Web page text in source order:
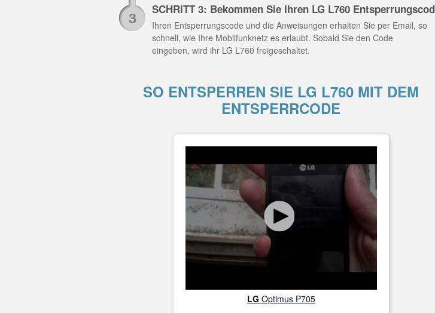
SCHRITT 3: Bekommen Sie Ihren LG L760
Ihren Entsperrungscode und die Anweisungen erhalten Sie per Email, so
schnell, wie Ihre Mobilfunknetz es erlaubt. Sobald Sie den Code
eingeben, wird ihr LG L760 freigeschaltet.
SO ENTSPERREN SIE LG L760 MIT DEM
ENTSPERRCODE
LG Optimus P705